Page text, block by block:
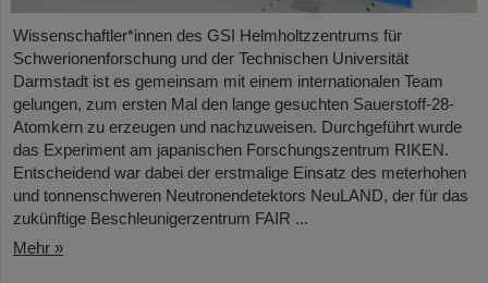
Wissenschaftler*innen des GSI Helmholtzzentrums für
Schwerionenforschung und der Technischen Universität
Darmstadt ist es gemeinsam mit einem internationalen Team
gelungen, zum ersten Mal den lange gesuchten Sauerstoff-28-
Atomkern zu erzeugen und nachzuweisen. Durchgeführt wurde
das Experiment am japanischen Forschungszentrum RIKEN.
Entscheidend war dabei der erstmalige Einsatz des meterhohen
und tonnenschweren Neutronendetektors NeuLAND, der für das
zukünftige Beschleunigerzentrum FAIR ...
Mehr »